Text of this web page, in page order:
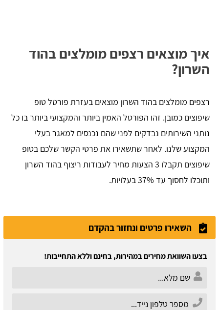
איך מוצאים רצפים מומלצים בהוד
השרון?
רצפים מומלצים בהוד השרון מוצאים בעזרת פורטל טופ
שיפוצים כמובן. זהו הפורטל האמין ביותר והמקצועי ביותר בו כל
נותני השירותים נבדקים לפני שהם נכנסים למאגר בעלי
המקצוע שלנו. לאחר שתשאירו את פרטי הקשר שלכם בטופ
שיפוצים תקבלו 3 הצעות מחיר לעבודות ריצוף בהוד השרון
ותוכלו לחסוך עד 37% בעלויות.
השאירו פרטים ונחזור בהקדם
בצעו השוואת מחירים במהירות, בחינם וללא התחייבות!